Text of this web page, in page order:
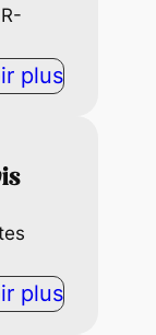
plus
plus